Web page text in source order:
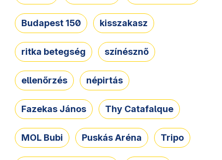
Budapest 150 kisszakasz
ritka betegség színésznő
ellenőrzés népirtás
Fazekas János Thy Catafalque
MOL Bubi Puskás Aréna Tripo